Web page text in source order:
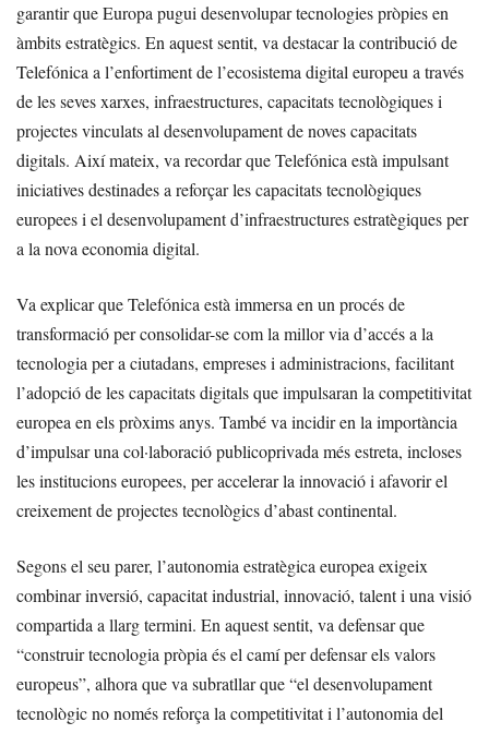
garantir que Europa pugui desenvolupar tecnologies pròpies en
àmbits estratègics. En aquest sentit, va destacar la contribució de
Telefónica a l’enfortiment de l’ecosistema digital europeu a través
de les seves xarxes, infraestructures, capacitats tecnològiques i
projectes vinculats al desenvolupament de noves capacitats
digitals. Així mateix, va recordar que Telefónica està impulsant
iniciatives destinades a reforçar les capacitats tecnològiques
europees i el desenvolupament d’infraestructures estratègiques per
a la nova economia digital.
Va explicar que Telefónica està immersa en un procés de
transformació per consolidar-se com la millor via d’accés a la
tecnologia per a ciutadans, empreses i administracions, facilitant
l’adopció de les capacitats digitals que impulsaran la competitivitat
europea en els pròxims anys. També va incidir en la importància
d’impulsar una col·laboració publicoprivada més estreta, incloses
les institucions europees, per accelerar la innovació i afavorir el
creixement de projectes tecnològics d’abast continental.
Segons el seu parer, l’autonomia estratègica europea exigeix
combinar inversió, capacitat industrial, innovació, talent i una visió
compartida a llarg termini. En aquest sentit, va defensar que
“construir tecnologia pròpia és el camí per defensar els valors
europeus”, alhora que va subratllar que “el desenvolupament
tecnològic no només reforça la competitivitat i l’autonomia del